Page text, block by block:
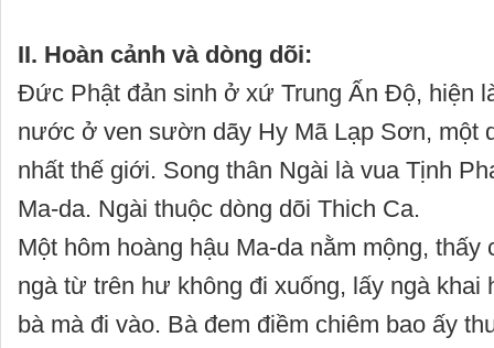
II. Hoàn cảnh và dòng dõi:
Đức Phật đản sinh ở xứ Trung Ấn Độ, hiện
nước ở ven sườn dãy Hy Mã Lạp Sơn, một
nhất thế giới. Song thân Ngài là vua Tịnh
Ma-da. Ngài thuộc dòng dõi Thich Ca.
Một hôm hoàng hậu Ma-da nằm mộng, thấy
ngà từ trên hư không đi xuống, lấy ngà khai
bà mà đi vào. Bà đem điềm chiêm bao ấy